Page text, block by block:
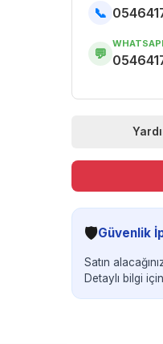
📞
💬
🛡️Güvenlik
Satın
Detaylı bilgi